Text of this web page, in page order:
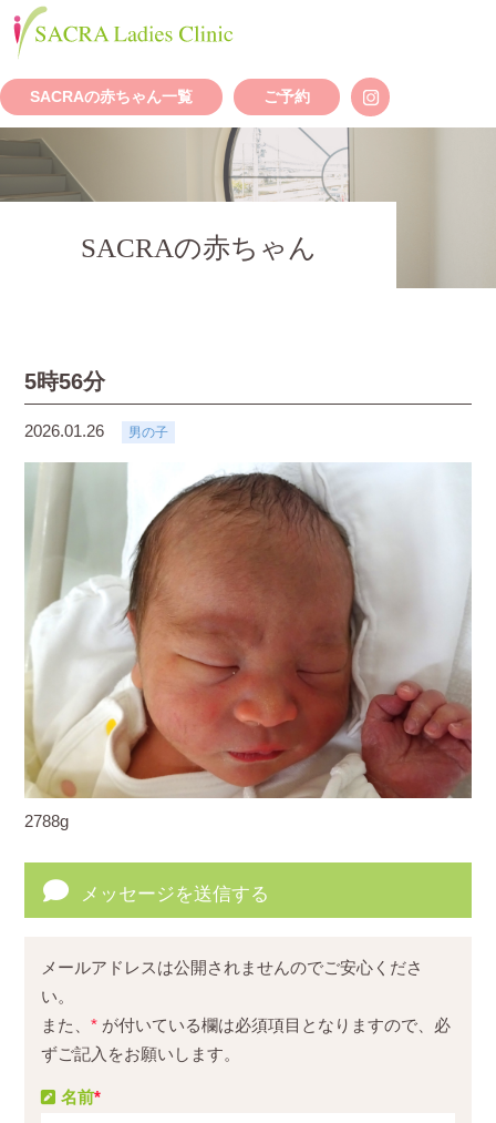
SACRAの赤ちゃん一覧 ご予約
SACRAの赤ちゃん
5時56分
2026.01.26 男の子
2788g
メッセージを送信する
メールアドレスは公開されませんのでご安心くださ
い。
また、* が付いている欄は必須項目となりますので、必
ずご記入をお願いします。
名前*